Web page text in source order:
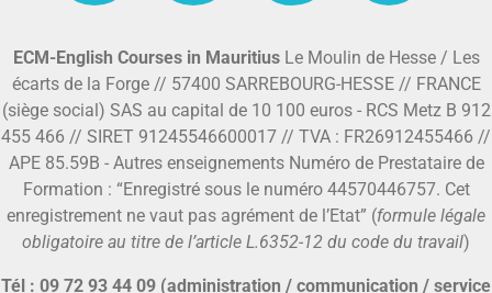
ECM-English Courses in MauritiusLe Moulin de Hesse / Les
écarts de la Forge // 57400 SARREBOURG-HESSE // FRANCE
(siège social) SAS au capital de 10 100 euros - RCS Metz B 912
455 466 // SIRET 91245546600017 // TVA : FR26912455466 //
APE 85.59B - Autres enseignements Numéro de Prestataire de
Formation : “Enregistré sous le numéro 44570446757. Cet
enregistrement ne vaut pas agrément de l’Etat” (formule légale
obligatoire au titre de l’article L.6352-12 du code du travail)
Tél : 09 72 93 44 09 (administration / communication / service